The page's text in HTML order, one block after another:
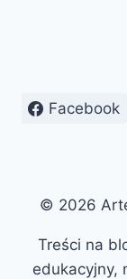
Facebook
© 2026
Treści na
edukacyjny,